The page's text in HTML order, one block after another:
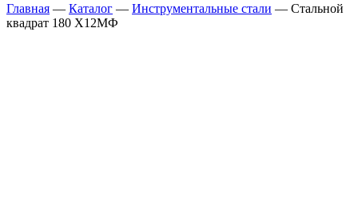
Главная — Каталог — Инструментальные стали — Стальной
квадрат 180 Х12МФ